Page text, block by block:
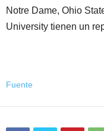
Notre Dame, Ohio
University tienen un
Fuente